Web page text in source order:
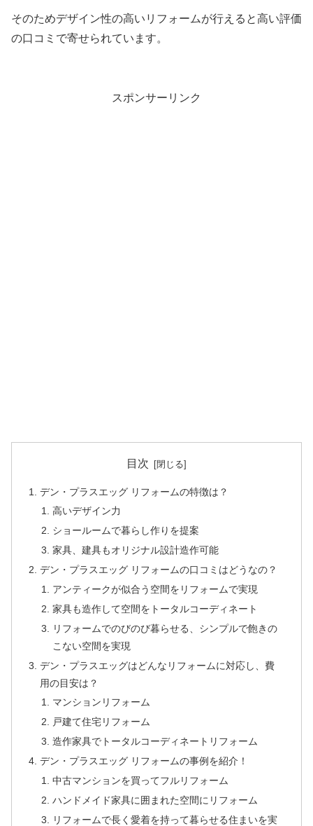
そのためデザイン性の高いリフォームが行えると高い評価
の口コミで寄せられています。
スポンサーリンク
目次
デン・プラスエッグ リフォームの特徴は？
高いデザイン力
ショールームで暮らし作りを提案
家具、建具もオリジナル設計造作可能
デン・プラスエッグ リフォームの口コミはどうなの？
アンティークが似合う空間をリフォームで実現
家具も造作して空間をトータルコーディネート
リフォームでのびのび暮らせる、シンプルで飽きの
こない空間を実現
デン・プラスエッグはどんなリフォームに対応し、費
用の目安は？
マンションリフォーム
戸建て住宅リフォーム
造作家具でトータルコーディネートリフォーム
デン・プラスエッグ リフォームの事例を紹介！
中古マンションを買ってフルリフォーム
ハンドメイド家具に囲まれた空間にリフォーム
リフォームで長く愛着を持って暮らせる住まいを実